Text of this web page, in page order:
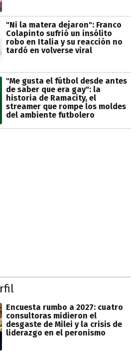
"Ni la matera dejaron": Franco
Colapinto sufrió un insólito
robo en Italia y su reacción no
tardó en volverse viral
"Me gusta el fútbol desde antes
de saber que era gay": la
historia de Ramacity, el
streamer que rompe los moldes
del ambiente futbolero
Encuesta rumbo a 2027: cuatro
consultoras midieron el
desgaste de Milei y la crisis de
liderazgo en el peronismo